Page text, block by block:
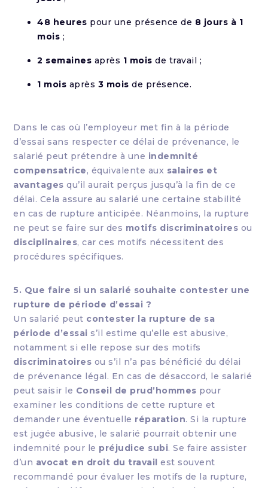
48 heures pour une présence de 8 jours à 1
mois ;
2 semaines après 1 mois de travail ;
1 mois après 3 mois de présence.
Dans le cas où l’employeur met fin à la période
d’essai sans respecter ce délai de prévenance, le
salarié peut prétendre à une indemnité
compensatrice, équivalente aux salaires et
avantages qu’il aurait perçus jusqu’à la fin de ce
délai. Cela assure au salarié une certaine stabilité
en cas de rupture anticipée. Néanmoins, la rupture
ne peut se faire sur des motifs discriminatoires ou
disciplinaires, car ces motifs nécessitent des
procédures spécifiques.
5. Que faire si un salarié souhaite contester une
rupture de période d’essai ?
Un salarié peut contester la rupture de sa
période d’essai s’il estime qu’elle est abusive,
notamment si elle repose sur des motifs
discriminatoires ou s’il n’a pas bénéficié du délai
de prévenance légal. En cas de désaccord, le salarié
peut saisir le Conseil de prud’hommes pour
examiner les conditions de cette rupture et
demander une éventuelle réparation. Si la rupture
est jugée abusive, le salarié pourrait obtenir une
indemnité pour le préjudice subi. Se faire assister
d’un avocat en droit du travail est souvent
recommandé pour évaluer les motifs de la rupture,